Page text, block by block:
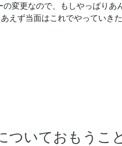
変更なので、もしやっぱりあ
えず当面はこれでやっていき
ついておもうこ